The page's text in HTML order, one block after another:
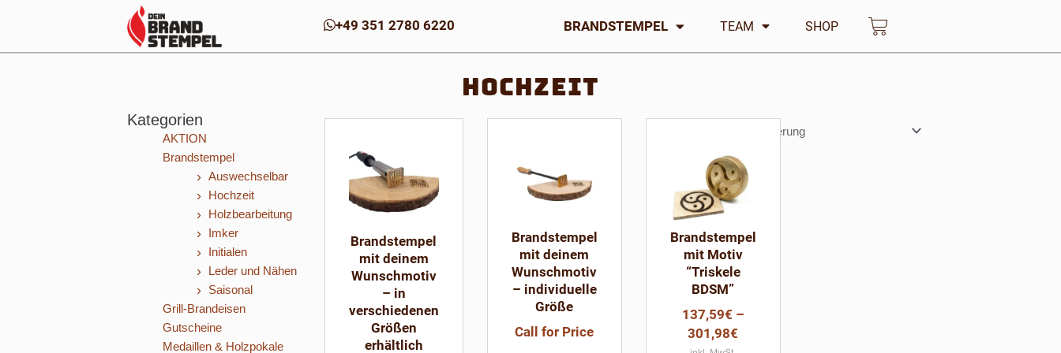
+49 351 2780 6220 BRANDSTEMPEL TEAM SHOP Warenkorb
Hochzeit
Kategorien
AKTION
Brandstempel
Auswechselbar
Hochzeit
Holzbearbeitung
Imker
Initialen
Leder und Nähen
Saisonal
Grill-Brandeisen
Gutscheine
Medaillen & Holzpokale
Brandstempel
mit deinem
Wunschmotiv
– in
verschiedenen
Größen
erhältlich
weist
mehrere
Varianten
Die
Optionen
können
auf
der
Produktseite
Brandstempel
mit deinem
Wunschmotiv
– individuelle
Größe
Call for Price
Brandstempel
mit Motiv
“Triskele
BDSM”
137,59€ –
301,98€
weist
mehrere
Varianten
Die
Optionen
können
auf
der
Produktseite